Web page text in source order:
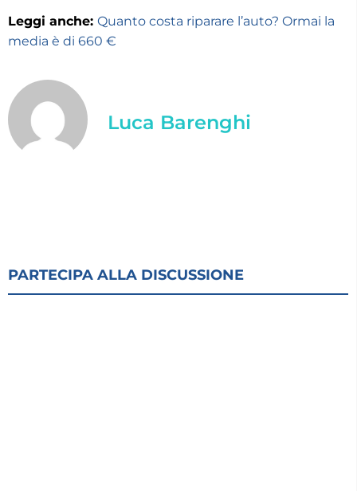
Leggi anche: Quanto costa riparare l’auto? Ormai la
media è di 660 €
Luca Barenghi
PARTECIPA ALLA DISCUSSIONE